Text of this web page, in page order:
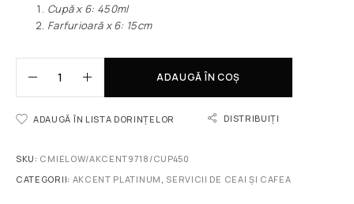
Сupă x 6: 450ml
Farfurioară x 6: 15cm
ADAUGĂ ÎN COȘ
ADAUGĂ ÎN LISTA DORINȚELOR DISTRIBUIȚI
SKU: CMIELOW/AKCENT9718/CUP450
CATEGORII: AKCENT PLATINUM SERVICII DE CEAI ȘI CAFEA